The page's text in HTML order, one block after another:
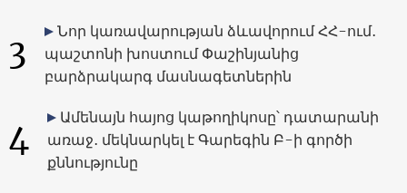
3
Նոր կառավարության ձևավորում ՀՀ-ում․
պաշտոնի խոստում Փաշինյանից
բարձրակարգ մասնագետներին
4
Ամենայն հայոց կաթողիկոսը՝ դատարանի
առաջ․ մեկնարկել է Գարեգին Բ-ի գործի
քննությունը